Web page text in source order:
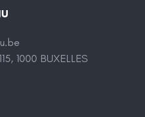
1000 BUXELLES